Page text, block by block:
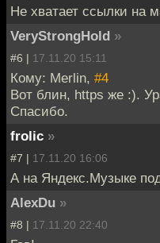
Не хватает ссылки на
VeryStrongHold »
#6 | 17.11.20 15:11
Кому: Merlin, #4
Вот блин, https же :).
Спасибо.
frolic »
#7 | 17.11.20 16:06
А на Яндекс.Музыке
AlexDu »
#8 | 17.11.20 22:40